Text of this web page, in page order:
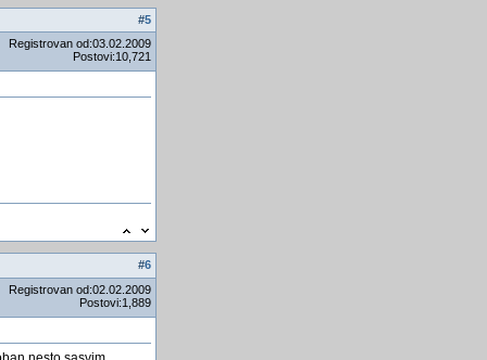
#5
Registrovan od:03.02.2009
Postovi:10,721
#6
Registrovan od:02.02.2009
Postovi:1,889